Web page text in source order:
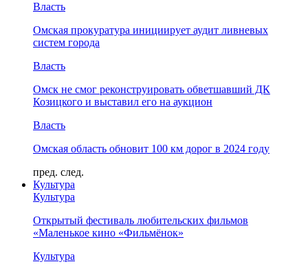
Власть
Омская прокуратура инициирует аудит ливневых
систем города
Власть
Омск не смог реконструировать обветшавший ДК
Козицкого и выставил его на аукцион
Власть
Омская область обновит 100 км дорог в 2024 году
пред. след.
Культура
Культура
Открытый фестиваль любительских фильмов
«Маленькое кино «Фильмёнок»
Культура